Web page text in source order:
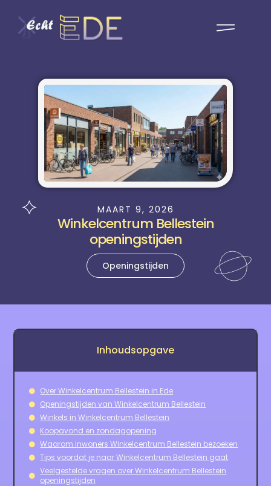
MAART 9, 2026
Winkelcentrum Bellestein
openingstijden
Openingstijden
Inhoudsopgave
Over Winkelcentrum Bellestein in Ede
Openingstijden van Winkelcentrum Bellestein
Winkels in Winkelcentrum Bellestein
Koopavond en zondagopening
Waarom inwoners Winkelcentrum Bellestein bezoeken
Tips voordat je naar Winkelcentrum Bellestein gaat
Veelgestelde vragen over Winkelcentrum Bellestein
openingstijden